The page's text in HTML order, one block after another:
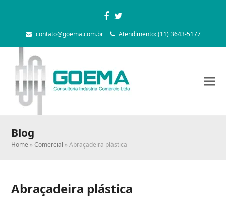
Facebook
Twitter
contato@goema.com.br Atendimento: (11) 3643-5177
Blog
Home »Comercial »Abraçadeira plástica
Abraçadeira plástica